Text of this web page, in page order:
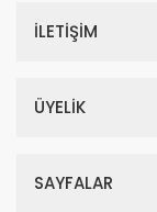
İLETİŞİM
ÜYELİK
SAYFALAR